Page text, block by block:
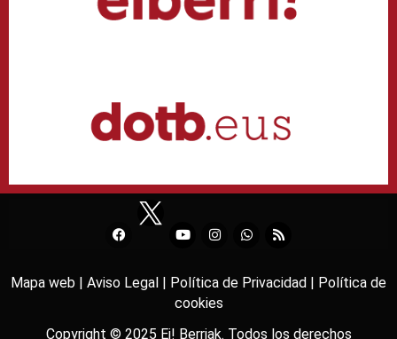
Mapa web | Aviso Legal | Política de Privacidad | Política de
cookies
Copyright © 2025 Ei! Berriak. Todos los derechos